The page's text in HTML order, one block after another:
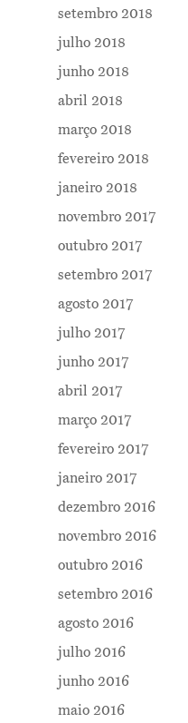
setembro 2018
julho 2018
junho 2018
abril 2018
março 2018
fevereiro 2018
janeiro 2018
novembro 2017
outubro 2017
setembro 2017
agosto 2017
julho 2017
junho 2017
abril 2017
março 2017
fevereiro 2017
janeiro 2017
dezembro 2016
novembro 2016
outubro 2016
setembro 2016
agosto 2016
julho 2016
junho 2016
maio 2016